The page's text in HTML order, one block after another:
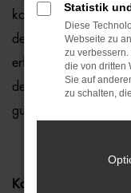
komplette Beratung
der Hand, denn so
erfreuen sich an der
den Autokauf Ihre
gut? Dann
Kategorie
Statistik
Diese
Webseite zu
zu
die von dritten
Sie auf
zu schalten,